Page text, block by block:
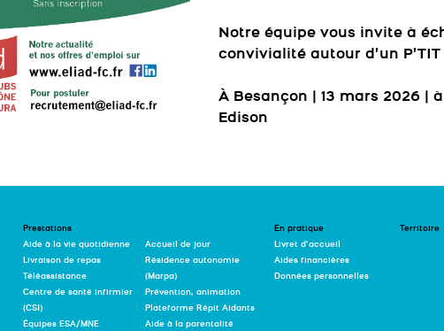
Notre équipe vous invite à
convivialité autour d’un P’TIT
À Besançon | 13 mars 2026 |
Edison
Prestations
Aide à la vie quotidienne
Livraison de repas
Téléassistance
Centre de santé infirmier
(CSI)
Équipes ESA/MNE
Accueil de jour
Résidence autonomie
(Marpa)
Prévention, animation
Plateforme Répit Aidants
Aide à la parentalité
En pratique
Livret d’accueil
Aides financières
Données personnelles
Territoire